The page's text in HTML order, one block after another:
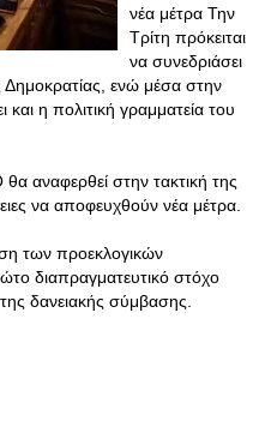
νέα μέτρα Την
Τρίτη πρόκειται
να συνεδριάσει
Δημοκρατίας, ενώ μέσα στην
η πολιτική γραμματεία του
αναφερθεί στην τακτική της
να αποφευχθούν νέα μέτρα.
των προεκλογικών
διαπραγματευτικό στόχο
δανειακής σύμβασης.